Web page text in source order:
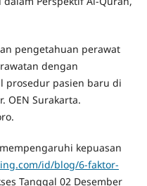
pengetahuan perawat
dengan
prosedur pasien baru di
OEN Surakarta.
kepuasan
id/blog/6-faktor-
Tanggal 02 Desember